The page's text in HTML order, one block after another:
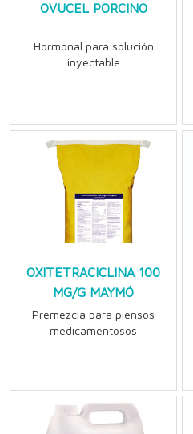
OVUCEL PORCINO
Hormonal para solución
inyectable
OXITETRACICLINA 100
MG/G MAYMÓ
Premezcla para piensos
medicamentosos